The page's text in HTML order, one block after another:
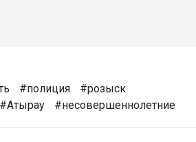
#полиция
#розыск
#Атырау #несовершеннолетние